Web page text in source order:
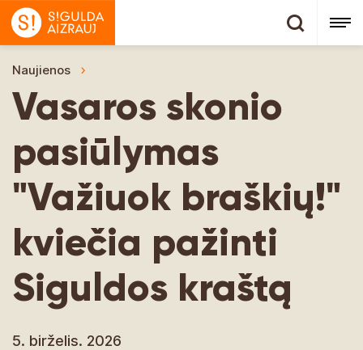
Naujienos
Vasaros skonio
pasiūlymas
"Važiuok braškių!"
kviečia pažinti
Siguldos kraštą
5. birželis. 2026